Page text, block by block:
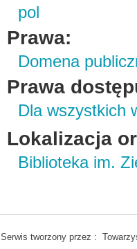
pol
Prawa:
Domena
Prawa
Dla wszystkich
Lokalizacja
Biblioteka im.
Serwis tworzony przez :